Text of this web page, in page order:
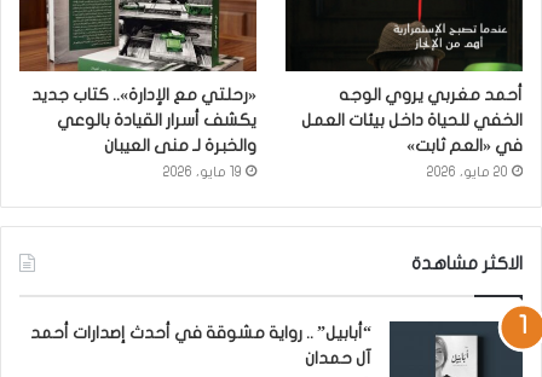
أحمد مغربي يروي الوجه
الخفي للحياة داخل بيئات العمل
في «العم ثابت»
20 مايو، 2026
«رحلتي مع الإدارة».. كتاب جديد
يكشف أسرار القيادة بالوعي
والخبرة لـ منى العيبان
19 مايو، 2026
الاكثر مشاهدة
“أبابيل” .. رواية مشوقة في أحدث إصدارات أحمد
آل حمدان